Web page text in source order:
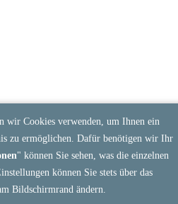
wir Cookies verwenden, um Ihnen ein
zu ermöglichen. Dafür benötigen wir Ihr
" können Sie sehen, was die einzelnen
können Sie stets über das
Bildschirmrand ändern.